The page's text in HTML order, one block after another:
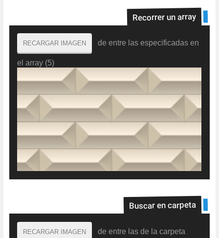
Recorrer un array
Buscar en carpeta